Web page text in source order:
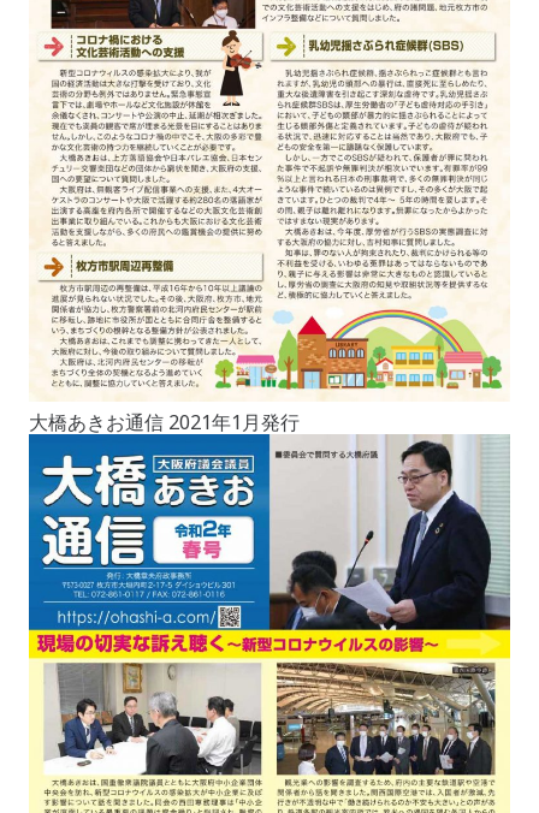
大橋あきお通信 2021年1月発行